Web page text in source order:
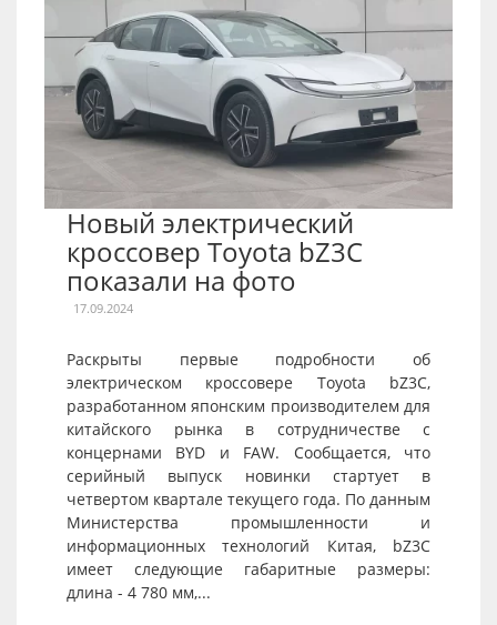
Новый электрический
кроссовер Toyota bZ3C
показали на фото
17.09.2024
Раскрыты первые подробности об
электрическом кроссовере Toyota bZ3C,
разработанном японским производителем для
китайского рынка в сотрудничестве с
концернами BYD и FAW. Сообщается, что
серийный выпуск новинки стартует в
четвертом квартале текущего года. По данным
Министерства промышленности и
информационных технологий Китая, bZ3C
имеет следующие габаритные размеры:
длина - 4 780 мм,...